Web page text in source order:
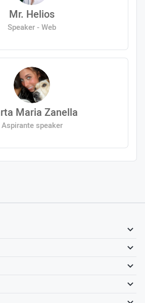
Mr. Helios
Speaker - Web
Maria Zanella
Aspirante speaker